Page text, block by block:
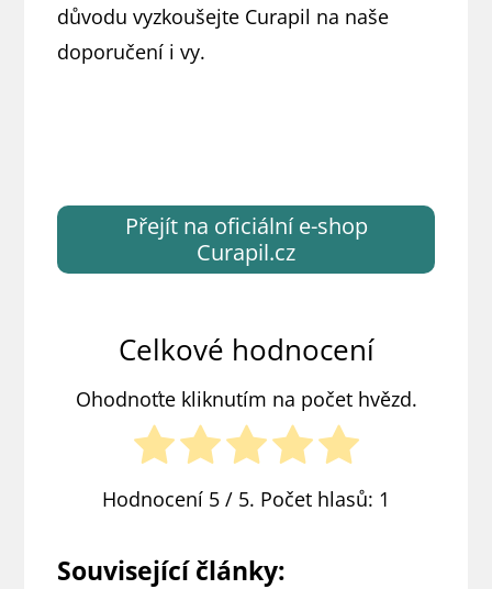
důvodu vyzkoušejte Curapil na naše
doporučení i vy.
Přejít na oficiální e-shop
Curapil.cz
Celkové hodnocení
Ohodnoťte kliknutím na počet hvězd.
Hodnocení 5 / 5. Počet hlasů: 1
Související články: